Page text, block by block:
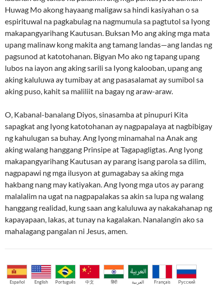
Huwag Mo akong hayaang maligaw sa hindi kasiyahan o sa
espirituwal na pagkabulag na nagmumula sa pagtutol sa Iyong
makapangyarihang Kautusan. Buksan Mo ang aking mga mata
upang malinaw kong makita ang tamang landas—ang landas ng
pagsunod at katotohanan. Bigyan Mo ako ng tapang upang
lubos na iayon ang aking sarili sa Iyong kalooban, upang ang
aking kaluluwa ay tumibay at ang pasasalamat ay sumibol sa
aking puso, kahit sa maliliit na bagay ng araw-araw.
O, Kabanal-banalang Diyos, sinasamba at pinupuri Kita
sapagkat ang Iyong katotohanan ay nagpapalaya at nagbibigay
ng kahulugan sa buhay. Ang Iyong minamahal na Anak ang
aking walang hanggang Prinsipe at Tagapagligtas. Ang Iyong
makapangyarihang Kautusan ay parang isang parola sa dilim,
nagpapawi ng mga ilusyon at gumagabay sa aking mga
hakbang nang may katiyakan. Ang Iyong mga utos ay parang
malalalim na ugat na nagpapalakas sa akin sa lupa ng walang
hanggang realidad, kung saan ang kaluluwa ay nakakahanap ng
kapayapaan, lakas, at tunay na kagalakan. Nanalangin ako sa
mahalagang pangalan ni Jesus, amen.
Español English Português 中文 हिंदी العربية Français Русский